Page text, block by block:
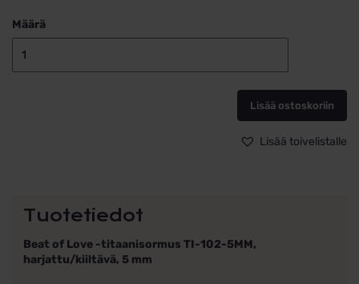
Määrä
TI-
102-
5MM
määrä
Lisää ostoskoriin
Lisää toivelistalle
Tuotetiedot
Beat of Love -titaanisormus TI-102-5MM,
harjattu/kiiltävä, 5 mm